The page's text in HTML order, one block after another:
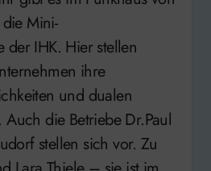
Mini-
der IHK. Hier stellen
ihre
und dualen
die Betriebe Dr.Paul
stellen sich vor. Zu